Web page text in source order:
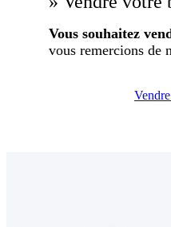
Vous souhaitez
vous remercions de